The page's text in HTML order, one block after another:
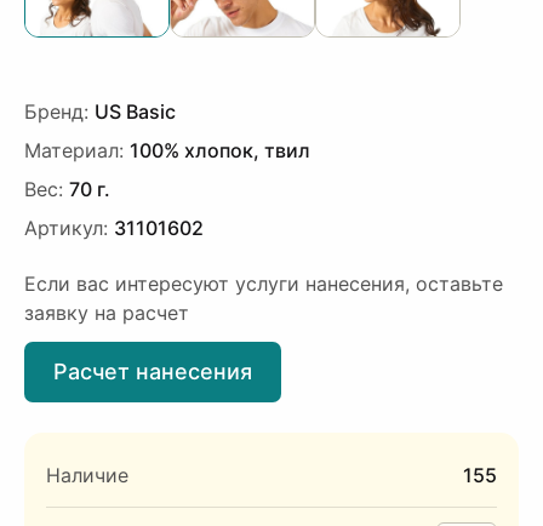
Бренд: US Basic
Материал: 100% хлопок, твил
Вес: 70 г.
Артикул: 31101602
Если вас интересуют услуги нанесения, оставьте
заявку на расчет
Расчет нанесения
Наличие 155